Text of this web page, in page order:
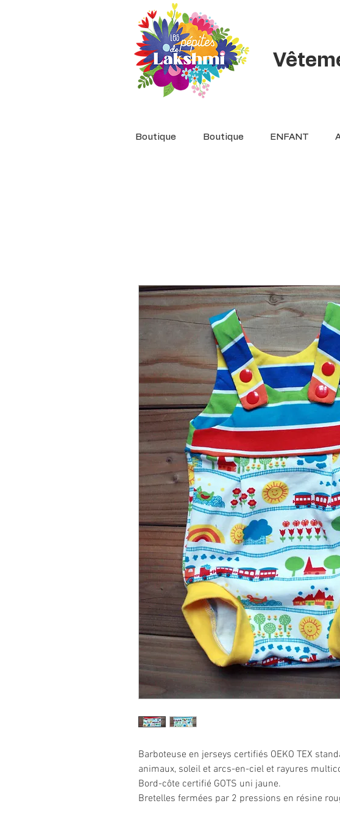
Boutique Boutique ENFANT
Barboteuse en jerseys certifiés OEKO TEX
animaux, soleil et arcs-en-ciel et rayures
Bord-côte certifié GOTS uni jaune.
Bretelles fermées par 2 pressions en résine